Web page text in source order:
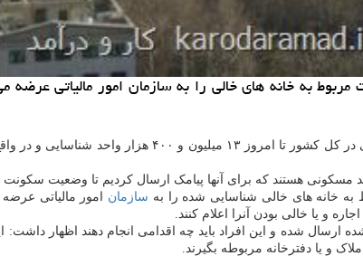
به خانه های خالی شناسایی شده را به سازمان امور مالیاتی
و یا خالی بودن آنرا اعلام کنند.
شده و این افراد باید چه اقدامی انجام دهند اظهار داشت:
و یا دفترخانه مربوطه بگیرند.